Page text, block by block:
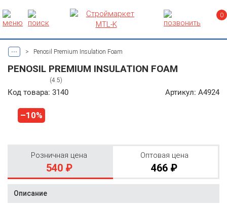
0
... > Penosil Premium Insulation Foam
PENOSIL PREMIUM INSULATION FOAM
(4.5)
Код товара: 3140 Артикул: A4924
–10%
Розничная цена
540 ₽
Оптовая цена
466 ₽
Описание